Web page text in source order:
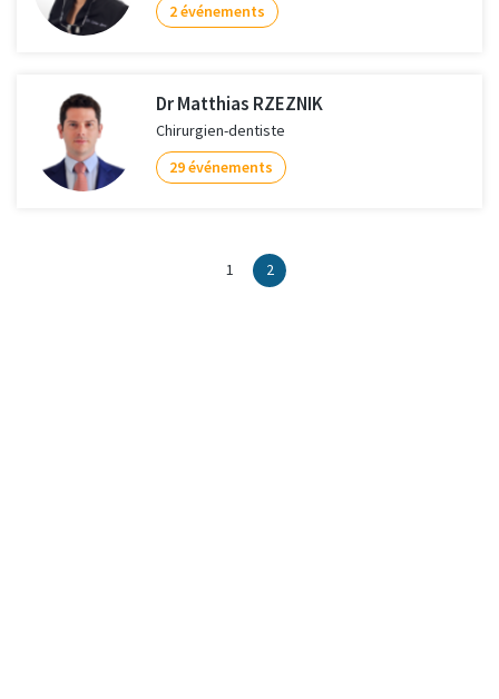
2 événements
Dr Matthias RZEZNIK
Chirurgien-dentiste
29 événements
1 2